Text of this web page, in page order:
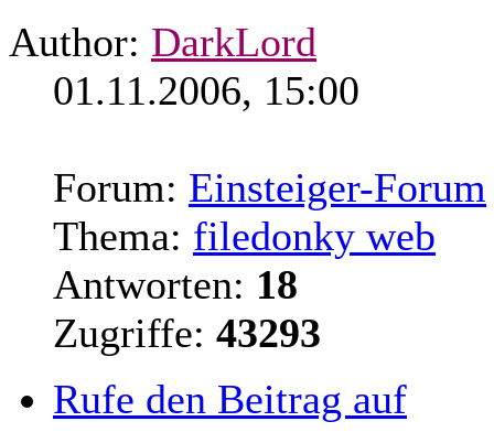
Author: DarkLord
01.11.2006, 15:00
Forum: Einsteiger-Forum
Thema: filedonky web
Antworten: 18
Zugriffe: 43293
Rufe den Beitrag auf